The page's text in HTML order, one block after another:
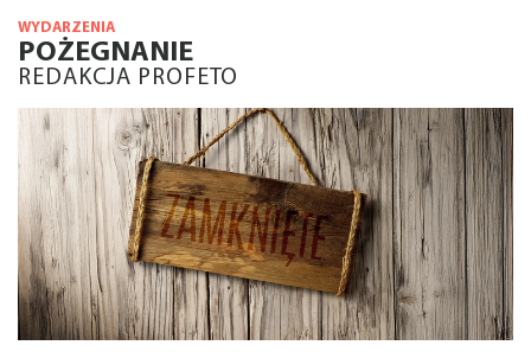
WYDARZENIA
POŻEGNANIE
REDAKCJA PROFETO